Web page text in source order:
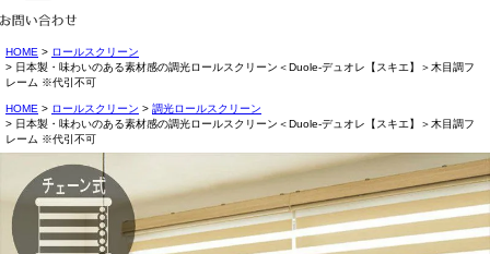
HOME
ロールスクリーン
日本製・味わいのある素材感の調光ロールスクリーン＜Duole-デュオレ【スキエ】＞木目調フ
レーム ※代引不可
HOME ロールスクリーン
調光ロールスクリーン
日本製・味わいのある素材感の調光ロールスクリーン＜Duole-デュオレ【スキエ】＞木目調フ
レーム ※代引不可